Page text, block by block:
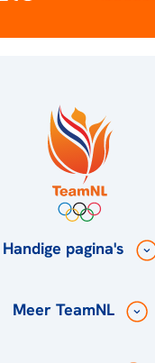
Handige pagina's
Meer TeamNL